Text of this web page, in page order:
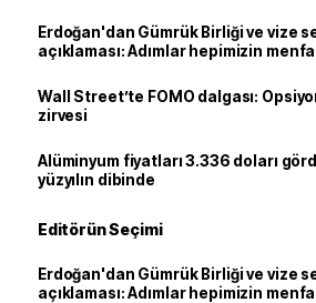
Erdoğan'dan Gümrük Birliği ve vize
açıklaması: Adımlar hepimizin
Wall Street’te FOMO dalgası:
zirvesi
Alüminyum fiyatları 3.336 doları
yüzyılın dibinde
Editörün Seçimi
Erdoğan'dan Gümrük Birliği ve vize
açıklaması: Adımlar hepimizin